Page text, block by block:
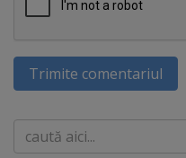
Trimite comentariul
Caută